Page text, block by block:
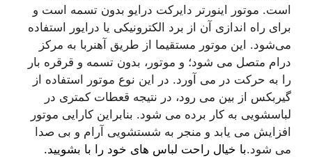
است. موتور اینورتر دایرکت درایو بدون تسمه است و
برای راه ‌اندازی آن از برد الکترونیکی یا درایور استفاده
می‌شود‌. این موتور مستقیما از طریق آهنربا به مرکز
درام متصل می شود؛ و موتور، بدون تسمه و قرقره بار
را به حرکت در می آورد. در این نوع موتور استفاده از
گیربکس از بین می رود، در نتیجه قعطات کمتری در
لباسشویی به کار برده می شود. بنابراین کارایی موتور
افزایش می یابد و منجر به شستشویی آرام و بی صدا
می شود.با خیال راحت لباس های خود را با بشویید.